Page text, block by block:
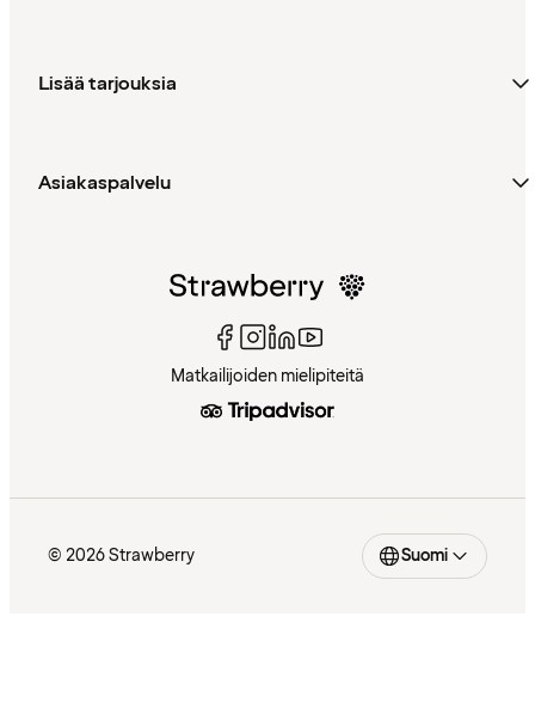
Lisää tarjouksia
Asiakaspalvelu
Matkailijoiden mielipiteitä
© 2026 Strawberry Suomi